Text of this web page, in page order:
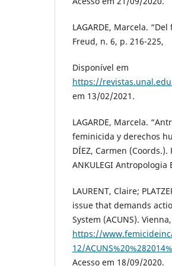
LAGARDE, Marcela.
Freud, n. 6, p. 216-225,
Disponível em
https://
em 13/02/2021.
LAGARDE, Marcela.
feminicida y derechos
DÍEZ, Carmen
ANKULEGI Antropologia
LAURENT, Claire;
issue that demands
System (ACUNS).
https://
12/
Acesso em 18/09/2020.